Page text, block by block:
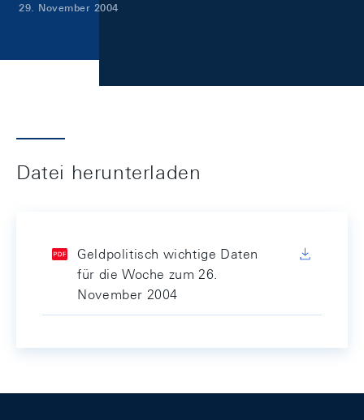
29. November 2004
Datei herunterladen
Geldpolitisch wichtige Daten
für die Woche zum 26.
November 2004